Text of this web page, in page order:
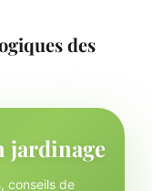
des
jardinage
conseils de